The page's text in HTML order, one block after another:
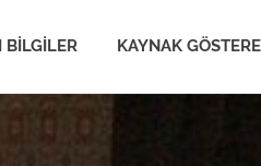
BILGILER KAYNAK